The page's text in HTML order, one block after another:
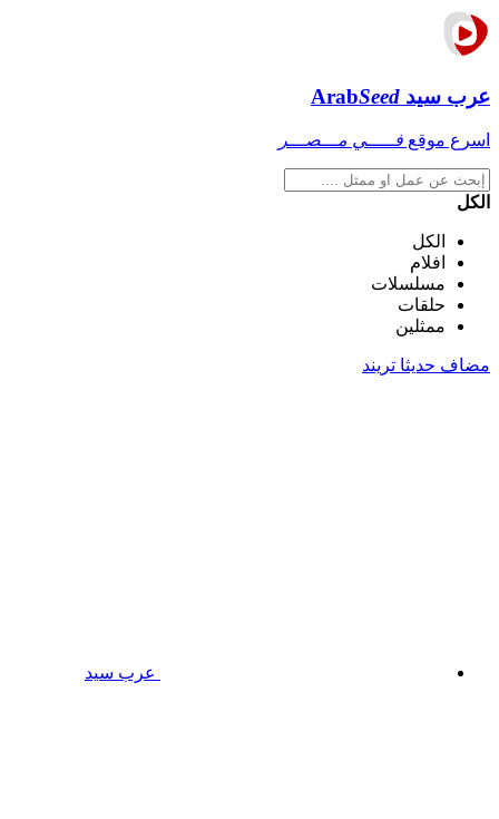
عرب سيد ArabSeed
اسرع موقع فـــــي مـــصـــر
الكل
الكل
افلام
مسلسلات
حلقات
ممثلين
مضاف حديثا تريند
عرب سيد